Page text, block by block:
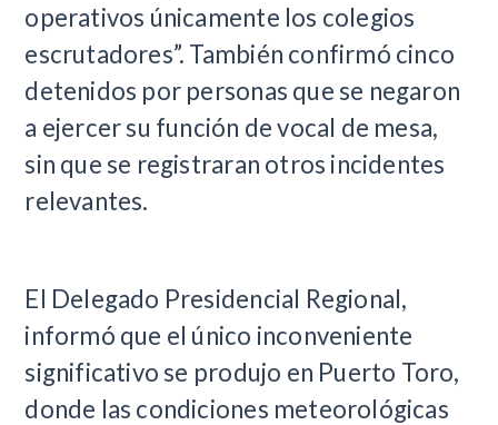
operativos únicamente los colegios
escrutadores”. También confirmó cinco
detenidos por personas que se negaron
a ejercer su función de vocal de mesa,
sin que se registraran otros incidentes
relevantes.
El Delegado Presidencial Regional,
informó que el único inconveniente
significativo se produjo en Puerto Toro,
donde las condiciones meteorológicas